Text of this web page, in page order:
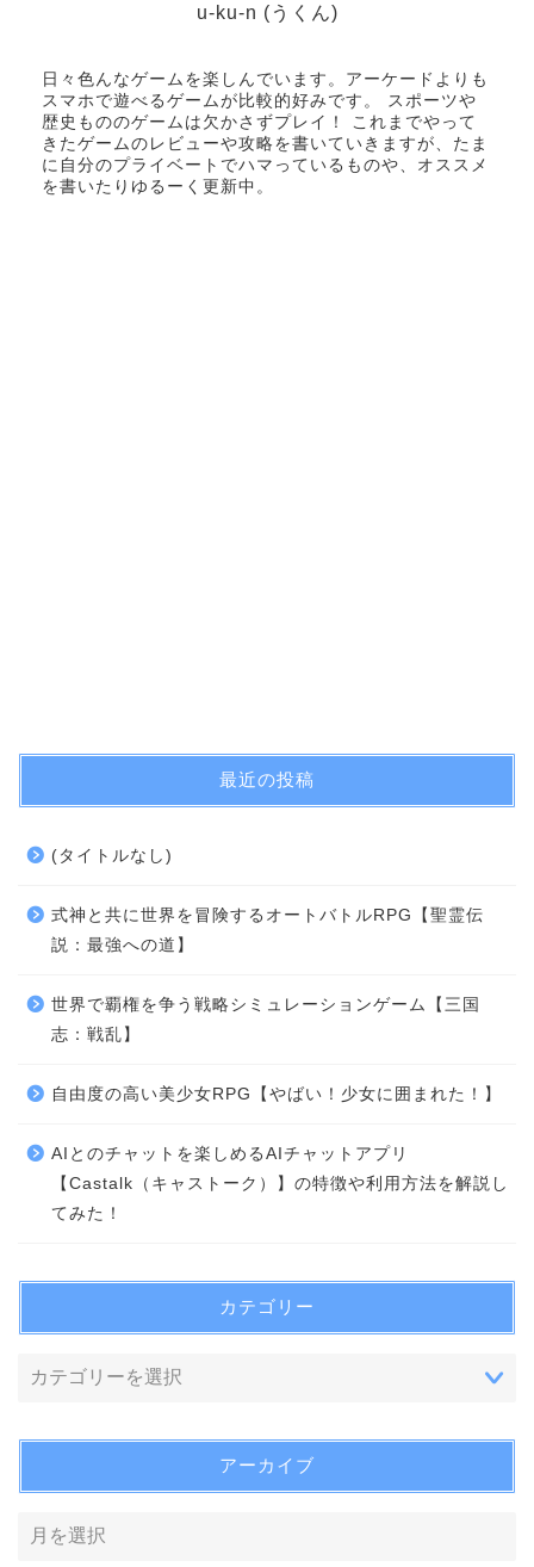
u-ku-n (うくん)
日々色んなゲームを楽しんでいます。アーケードよりも
スマホで遊べるゲームが比較的好みです。 スポーツや
歴史もののゲームは欠かさずプレイ！ これまでやって
きたゲームのレビューや攻略を書いていきますが、たま
に自分のプライベートでハマっているものや、オススメ
を書いたりゆるーく更新中。
最近の投稿
(タイトルなし)
式神と共に世界を冒険するオートバトルRPG【聖霊伝
説：最強への道】
世界で覇権を争う戦略シミュレーションゲーム【三国
志：戦乱】
自由度の高い美少女RPG【やばい！少女に囲まれた！】
AIとのチャットを楽しめるAIチャットアプリ
【Castalk（キャストーク）】の特徴や利用方法を解説し
てみた！
カテゴリー
アーカイブ